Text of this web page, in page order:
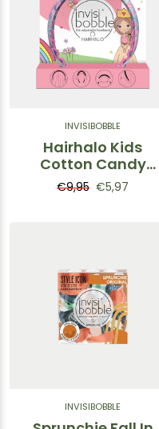
INVISIBOBBLE
Hairhalo Kids
Cotton Candy
Dream –
€9,95 €5,97
INVISIBOBBLE